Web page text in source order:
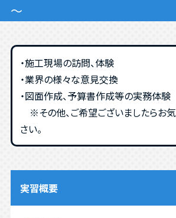
～
・施工現場の訪問、体験
・業界の様々な意見交換
・図面作成、予算書作成等の実務体験
※その他、ご希望ございましたらお
さい。
実習概要